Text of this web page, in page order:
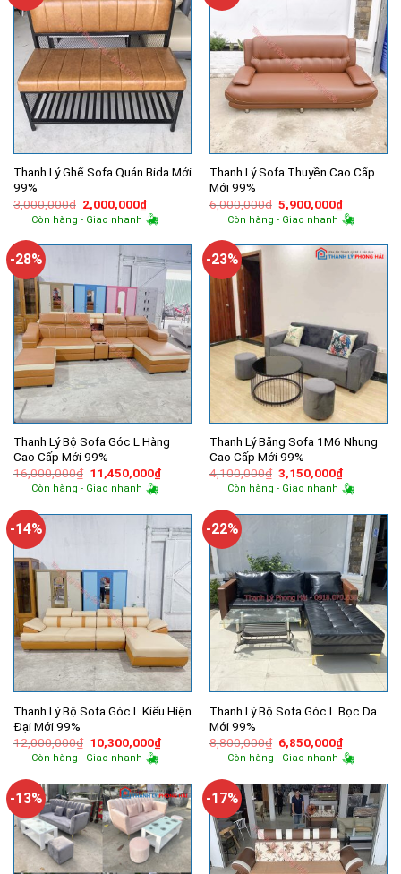
Thanh Lý Ghế Sofa Quán Bida Mới
99%
3,000,000₫ Giá
gốc
là:
2,000,000₫Giá
hiện
tại
2,000,000₫.
Còn hàng - Giao nhanh
Thanh Lý Sofa Thuyền Cao Cấp
Mới 99%
6,000,000₫ Giá
gốc
là:
5,900,000₫Giá
hiện
tại
Còn hàng - Giao nhanh
-28%
Thanh Lý Bộ Sofa Góc L Hàng
Cao Cấp Mới 99%
16,000,000₫ Giá
gốc
là:
11,450,000₫Giá
hiện
11,450,000₫.
Còn hàng - Giao nhanh
-23%
Thanh Lý Băng Sofa 1M6 Nhung
Cao Cấp Mới 99%
4,100,000₫ Giá
gốc
là:
3,150,000₫Giá
hiện
tại
Còn hàng - Giao nhanh
-14%
Thanh Lý Bộ Sofa Góc L Kiểu Hiện
Đại Mới 99%
12,000,000₫ Giá
gốc
là:
10,300,000₫Giá
hiện
10,300,000₫.
Còn hàng - Giao nhanh
-22%
Thanh Lý Bộ Sofa Góc L Bọc Da
Mới 99%
8,800,000₫ Giá
gốc
là:
6,850,000₫Giá
hiện
tại
Còn hàng - Giao nhanh
-13% -17%